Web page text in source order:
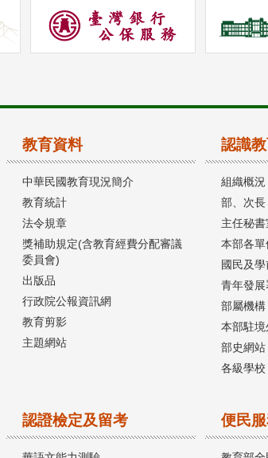
教育資料
中華民國教育現況簡介
教育統計
法令規章
獎補助規定(含教育經費分配審議
委員會)
出版品
行政院公報資訊網
教育剪影
主題網站
認識
組織概況
部、次長
主任秘書
本部各單
國民及
青年發展
部屬機構
本部駐
部史網站
各級學校
認證檢定及留考 便民